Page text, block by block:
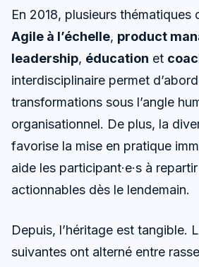
En 2018, plusieurs thématiques
Agile à l’échelle, product
leadership, éducation et
interdisciplinaire permet
transformations sous l’angle
organisationnel. De plus, la
favorise la mise en pratique
aide les participant·e·s à
actionnables dès le lendemain.
Depuis, l’héritage est tangible.
suivantes ont alterné entre